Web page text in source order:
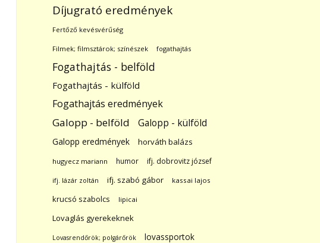
Díjugrató eredmények
Fertőző kevésvérűség
Filmek; filmsztárok; színészek fogathajtás
Fogathajtás - belföld
Fogathajtás - külföld
Fogathajtás eredmények
Galopp - belföld Galopp - külföld
Galopp eredmények horváth balázs
hugyecz mariann humor ifj. dobrovitz józsef
ifj. lázár zoltán ifj. szabó gábor kassai lajos
krucsó szabolcs lipicai
Lovaglás gyerekeknek
Lovasrendőrök; polgárőrök
lovassportok